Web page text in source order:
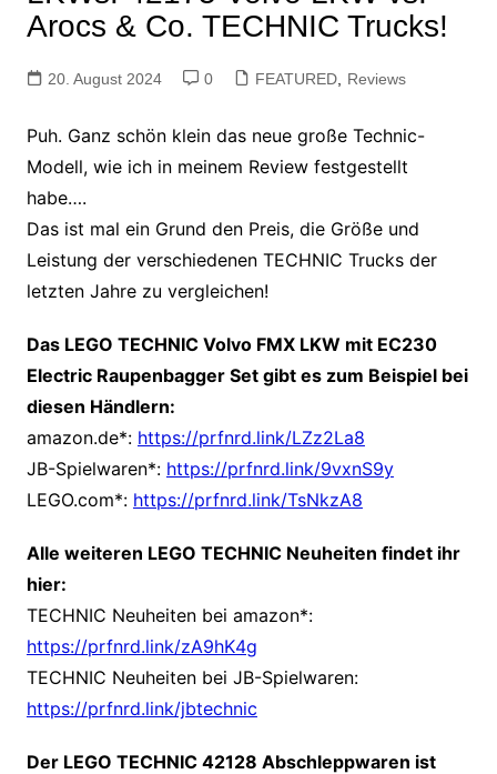
Arocs & Co. TECHNIC Trucks!
20. August 2024 0 FEATURED, Reviews
Puh. Ganz schön klein das neue große Technic-
Modell, wie ich in meinem Review festgestellt
habe….
Das ist mal ein Grund den Preis, die Größe und
Leistung der verschiedenen TECHNIC Trucks der
letzten Jahre zu vergleichen!
Das LEGO TECHNIC Volvo FMX LKW mit EC230
Electric Raupenbagger Set gibt es zum Beispiel bei
diesen Händlern:
amazon.de*: https://prfnrd.link/LZz2La8
JB-Spielwaren*: https://prfnrd.link/9vxnS9y
LEGO.com*: https://prfnrd.link/TsNkzA8
Alle weiteren LEGO TECHNIC Neuheiten findet ihr
hier:
TECHNIC Neuheiten bei amazon*:
https://prfnrd.link/zA9hK4g
TECHNIC Neuheiten bei JB-Spielwaren:
https://prfnrd.link/jbtechnic
Der LEGO TECHNIC 42128 Abschleppwaren ist